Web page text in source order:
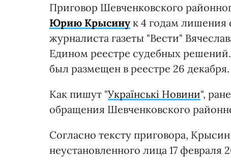
Приговор Шевченковского
Юрию Крысину к 4 годам лишения
журналиста газеты "Вести"
Едином реестре судебных
был размещен в реестре 26 декабря.
Как пишут "Українські Новини",
обращения Шевченковского
Согласно тексту приговора,
неустановленного лица 17 февраля